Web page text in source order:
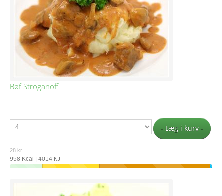
Bøf Stroganoff
- Læg i kurv -
28 kr.
958 Kcal | 4014 KJ